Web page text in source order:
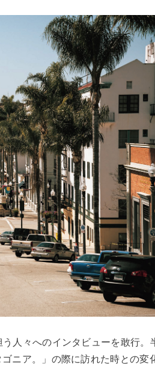
人々へのインタビューを敢行。
ニア。」の際に訪れた時との変